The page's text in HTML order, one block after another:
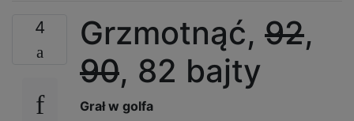
4 Grzmotnąć, 92,
90, 82 bajty
Grał w golfa